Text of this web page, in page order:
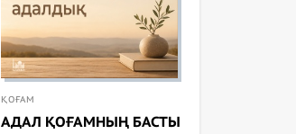
ҚОҒАМ
АДАЛ ҚОҒАМНЫҢ БАСТЫ